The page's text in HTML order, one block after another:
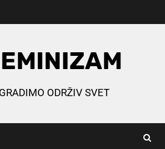
ODRŽIV SVET